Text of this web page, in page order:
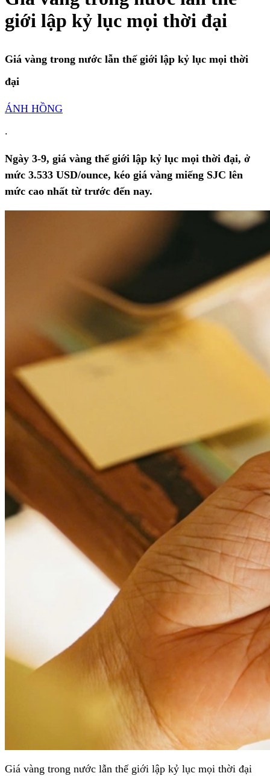
giới lập kỷ lục mọi thời đại
Giá vàng trong nước lẫn thế giới lập kỷ lục mọi thời
đại
ÁNH HỒNG
.
Ngày 3-9, giá vàng thế giới lập kỷ lục mọi thời đại, ở
mức 3.533 USD/ounce, kéo giá vàng miếng SJC lên
mức cao nhất từ trước đến nay.
Giá vàng trong nước lẫn thế giới lập kỷ lục mọi thời đại